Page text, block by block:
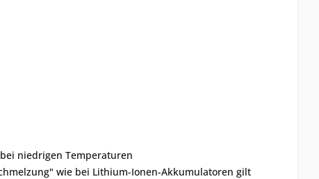
niedrigen Temperaturen
wie bei Lithium-Ionen-Akkumulatoren gilt